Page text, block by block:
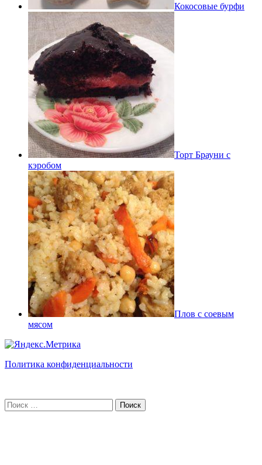
Кокосовые бурфи
Торт Брауни с
кэробом
Плов с соевым
мясом
Политика конфиденциальности